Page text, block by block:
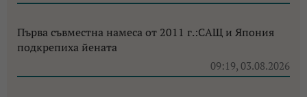
Първа съвместна намеса от 2011 г.:САЩ и Япония
подкрепиха йената
09:19, 03.08.2026